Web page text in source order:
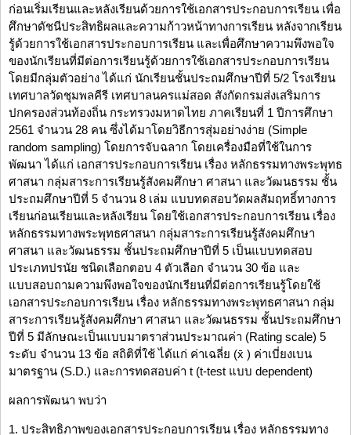
ก่อนเริ่มเรียนและหลังเรียนด้วยการใช้เอกสารประกอบการเรียน เพื่อ
ศึกษาดัชนีประสิทธิผลและความก้าวหน้าทางการเรียน หลังจากเรียน
รู้ด้วยการใช้เอกสารประกอบการเรียน และเพื่อศึกษาความพึงพอใจ
ของนักเรียนที่มีต่อการเรียนรู้ด้วยการใช้เอกสารประกอบการเรียน
โดยมีกลุ่มตัวอย่าง ได้แก่ นักเรียนชั้นประถมศึกษาปีที่ 5/2 โรงเรียน
เทศบาลวัดชุมพลคีรี เทศบาลนครแม่สอด สังกัดกรมส่งเสริมการ
ปกครองส่วนท้องถิ่น กระทรวงมหาดไทย ภาคเรียนที่ 1 ปีการศึกษา
2561 จำนวน 28 คน ซึ่งได้มาโดยวิธีการสุ่มอย่างง่าย (Simple
random sampling) โดยการจับฉลาก โดยเครื่องมือที่ใช้ในการ
พัฒนา ได้แก่ เอกสารประกอบการเรียน เรื่อง หลักธรรมทางพระพุทธ
ศาสนา กลุ่มสาระการเรียนรู้สังคมศึกษา ศาสนา และวัฒนธรรม ชั้น
ประถมศึกษาปีที่ 5 จำนวน 8 เล่ม แบบทดสอบวัดผลสัมฤทธิ์ทางการ
เรียนก่อนเรียนและหลังเรียน โดยใช้เอกสารประกอบการเรียน เรื่อง
หลักธรรมทางพระพุทธศาสนา กลุ่มสาระการเรียนรู้สังคมศึกษา
ศาสนา และวัฒนธรรม ชั้นประถมศึกษาปีที่ 5 เป็นแบบทดสอบ
ประเภทปรนัย ชนิดเลือกตอบ 4 ตัวเลือก จำนวน 30 ข้อ และ
แบบสอบถามความพึงพอใจของนักเรียนที่มีต่อการเรียนรู้โดยใช้
เอกสารประกอบการเรียน เรื่อง หลักธรรมทางพระพุทธศาสนา กลุ่ม
สาระการเรียนรู้สังคมศึกษา ศาสนา และวัฒนธรรม ชั้นประถมศึกษา
ปีที่ 5 มีลักษณะเป็นแบบมาตราส่วนประมาณค่า (Rating scale) 5
ระดับ จำนวน 13 ข้อ สถิติที่ใช้ ได้แก่ ค่าเฉลี่ย (x̄ ) ค่าเบี่ยงเบน
มาตรฐาน (S.D.) และการทดสอบค่า t (t-test แบบ dependent)
ผลการพัฒนา พบว่า
1. ประสิทธิภาพของเอกสารประกอบการเรียน เรื่อง หลักธรรมทาง